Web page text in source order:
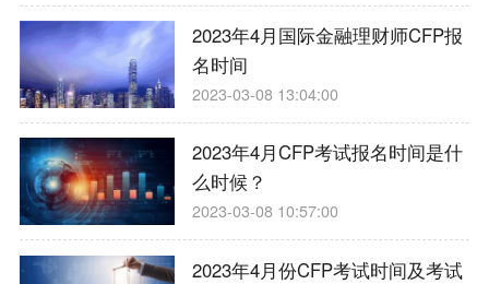
2023年4月国际金融理财师CFP报
名时间
2023-03-08 13:04:00
2023年4月CFP考试报名时间是什
么时候？
2023-03-08 10:57:00
2023年4月份CFP考试时间及考试